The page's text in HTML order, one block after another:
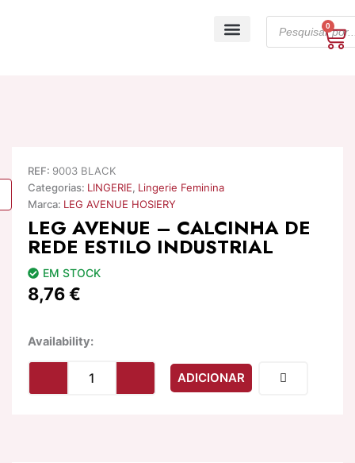
search
0
REF: 9003 BLACK
Categorias: LINGERIE, Lingerie Feminina
Marca: LEG AVENUE HOSIERY
LEG AVENUE – CALCINHA DE
REDE ESTILO INDUSTRIAL
EM STOCK
8,76€
Availability:Quantidade
AVENUE
ADICIONAR